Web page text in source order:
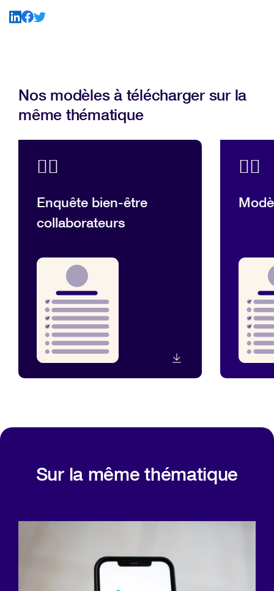
Nos modèles à télécharger sur la
même thématique
💆‍♂️
Enquête bien-être
collaborateurs
💆‍♂️
Sur la même thématique